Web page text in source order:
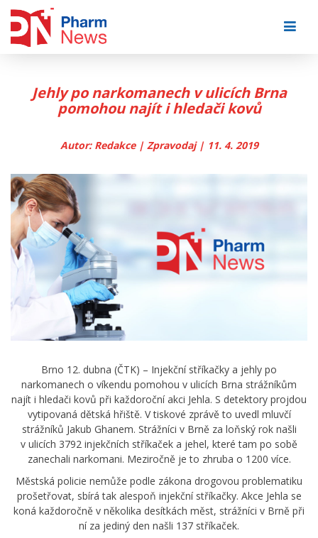
Jehly po narkomanech v ulicích Brna
pomohou najít i hledači kovů
Autor: Redakce | Zpravodaj | 11. 4. 2019
Brno 12. dubna (ČTK) – Injekční stříkačky a jehly po
narkomanech o víkendu pomohou v ulicích Brna strážníkům
najít i hledači kovů při každoroční akci Jehla. S detektory projdou
vytipovaná dětská hřiště. V tiskové zprávě to uvedl mluvčí
strážníků Jakub Ghanem. Strážníci v Brně za loňský rok našli
v ulicích 3792 injekčních stříkaček a jehel, které tam po sobě
zanechali narkomani. Meziročně je to zhruba o 1200 více.
Městská policie nemůže podle zákona drogovou problematiku
prošetřovat, sbírá tak alespoň injekční stříkačky. Akce Jehla se
koná každoročně v několika desítkách měst, strážníci v Brně při
ní za jediný den našli 137 stříkaček.